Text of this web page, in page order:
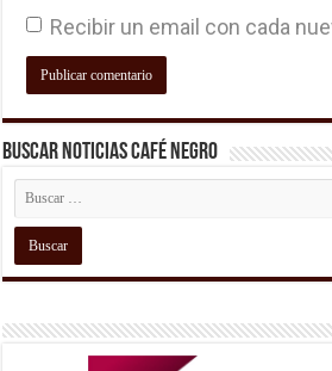
Recibir un email con cada
Buscar Noticias Café Negro